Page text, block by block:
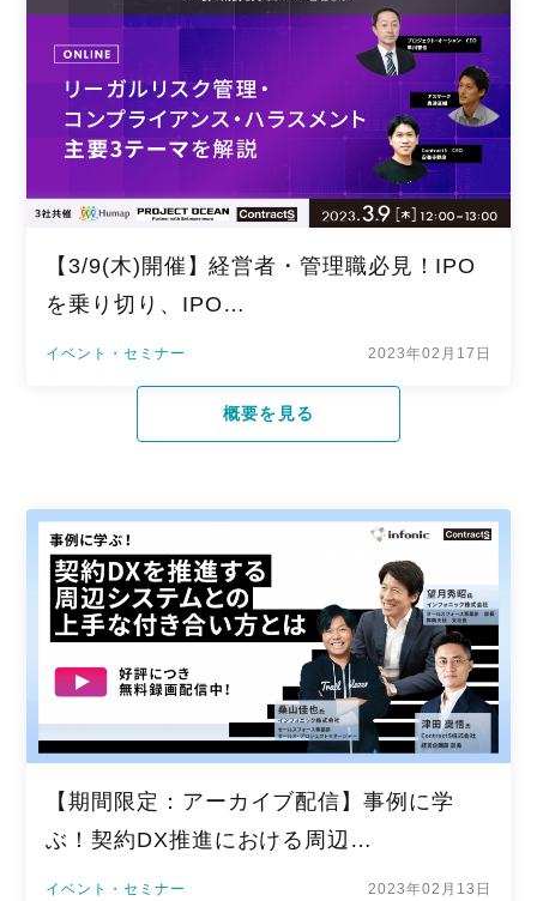
【3/9(木)開催】経営者・管理職必見！IPO
を乗り切り、IPO…
イベント・セミナー 2023年02月17日
概要を見る
【期間限定：アーカイブ配信】事例に学
ぶ！契約DX推進における周辺…
イベント・セミナー 2023年02月13日